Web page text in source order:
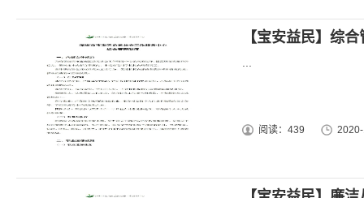
【宝安益民】综
阅读：439